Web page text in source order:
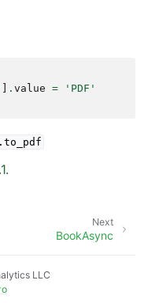
. value =
'PDF'
Next
BookAsync
LLC